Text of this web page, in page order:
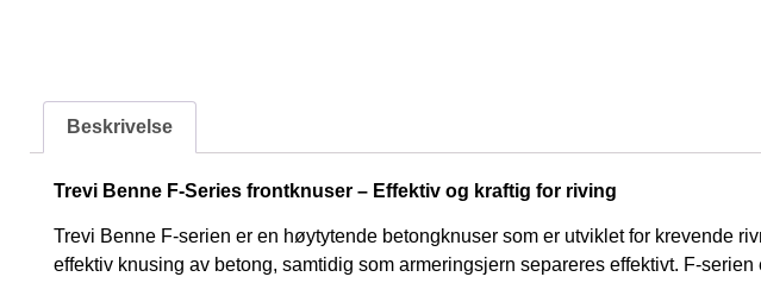
Beskrivelse
Trevi Benne F-Series frontknuser – Effektiv og kraftig for riving
Trevi Benne F-serien er en høytytende betongknuser som er utviklet for krevende
effektiv knusing av betong, samtidig som armeringsjern separeres effektivt. F-